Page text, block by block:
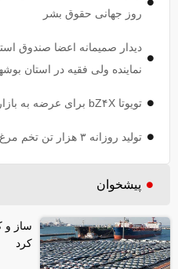
روز جهانی حقوق بشر
دیدار صمیمانه اعضا صندوق
نماینده ولی فقیه در استان
تویوتا bZ۴X برای عرضه به بازار در سراسر اروپا آماده است
تولید روزانه ۳ هزار تن تخم مرغ در کشور
پیشخوان
ساز و
کرد